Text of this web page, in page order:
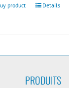
product Details
PRODUITS